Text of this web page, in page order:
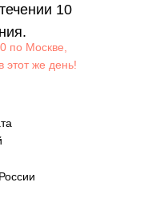
10
по Москве,
этот же день!